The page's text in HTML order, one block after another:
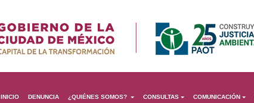
INICIO DENUNCIA ¿QUIÉNES SOMOS? CONSULTAS COMUNICACIÓN